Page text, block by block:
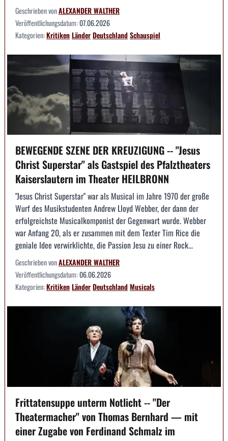
Geschrieben vonALEXANDER WALTHER
Veröffentlichungsdatum:07.06.2026
Kategorien:KritikenLänderDeutschlandSchauspiel
BEWEGENDE SZENE DER KREUZIGUNG -- "Jesus
Christ Superstar" als Gastspiel des Pfalztheaters
Kaiserslautern im Theater HEILBRONN
"Jesus Christ Superstar" war als Musical im Jahre 1970 der große
Wurf des Musikstudenten Andrew Lloyd Webber, der dann der
erfolgreichste Musicalkomponist der Gegenwart wurde. Webber
war Anfang 20, als er zusammen mit dem Texter Tim Rice die
geniale Idee verwirklichte, die Passion Jesu zu einer Rock...
Geschrieben vonALEXANDER WALTHER
Veröffentlichungsdatum:06.06.2026
Kategorien:KritikenLänderDeutschlandMusicals
Frittatensuppe unterm Notlicht -- "Der
Theatermacher" von Thomas Bernhard — mit
einer Zugabe von Ferdinand Schmalz im